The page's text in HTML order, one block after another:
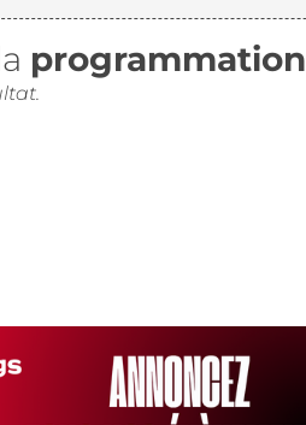
programmation